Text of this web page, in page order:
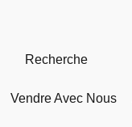
Vendre Avec Nous